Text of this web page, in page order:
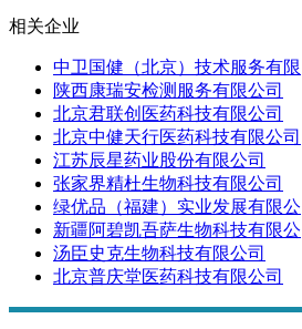
相关企业
中卫国健（北京）技术服务有限
陕西康瑞安检测服务有限公司
北京君联创医药科技有限公司
北京中健天行医药科技有限公司
江苏辰星药业股份有限公司
张家界精杜生物科技有限公司
绿优品（福建）实业发展有限公
新疆阿碧凯吾萨生物科技有限公
汤臣史克生物科技有限公司
北京普庆堂医药科技有限公司